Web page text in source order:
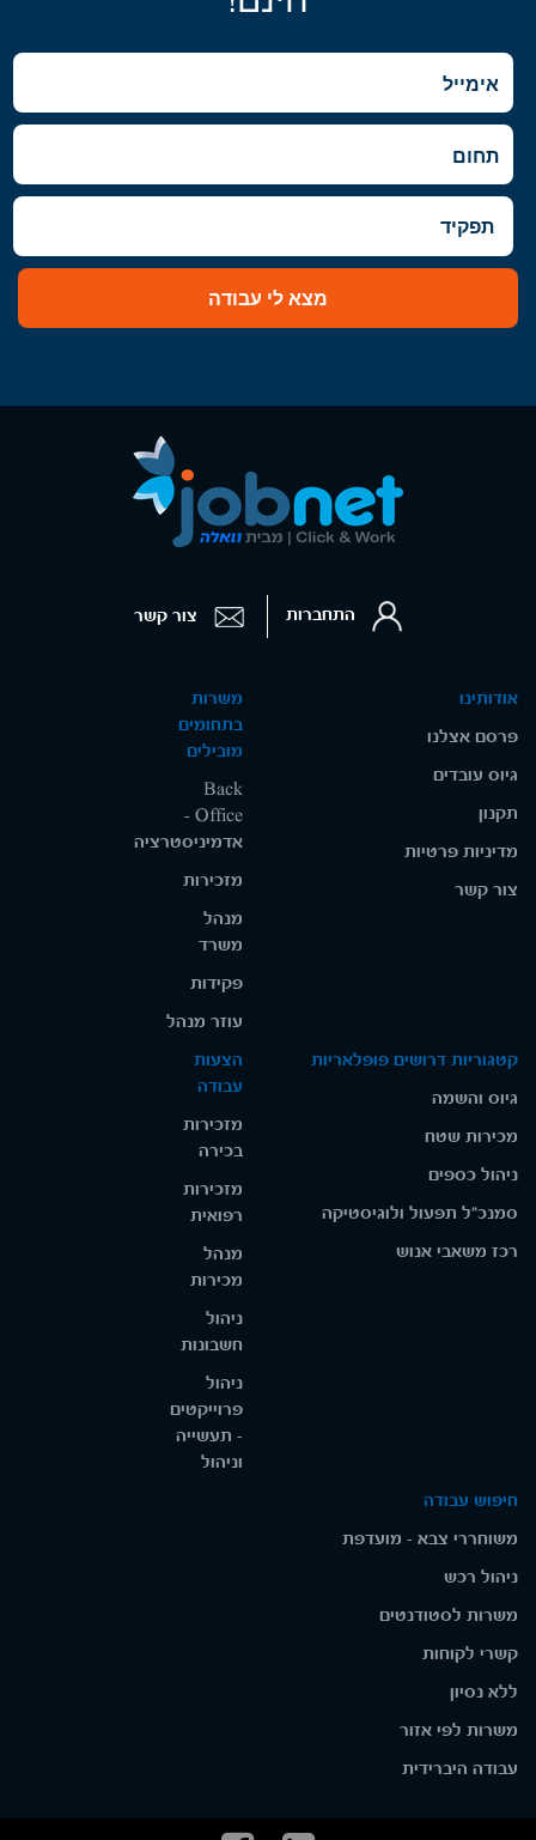
מצא לי עבודה
אודותינו
פרסם אצלנו
גיוס עובדים
תקנון
מדיניות פרטיות
צור קשר
משרות
בתחומים
מובילים
Back
Office -
אדמיניסטרציה
מזכירות
מנהל
משרד
פקידות
עוזר מנהל
קטגוריות דרושים פופלאריות
גיוס והשמה
מכירות שטח
ניהול כספים
סמנכ"ל תפעול ולוגיסטיקה
רכז משאבי אנוש
הצעות
עבודה
מזכירות
בכירה
מזכירות
רפואית
מנהל
מכירות
ניהול
חשבונות
ניהול
פרוייקטים
- תעשייה
וניהול
חיפוש עבודה
משוחררי צבא - מועדפת
ניהול רכש
משרות לסטודנטים
קשרי לקוחות
ללא נסיון
משרות לפי אזור
עבודה היברידית